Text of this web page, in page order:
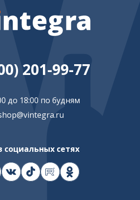
201-99-77
до 18:00 по будням
социальных сетях